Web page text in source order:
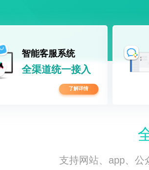
智能客服系统
全渠道统一接入
了解详情
支持网站、app、公